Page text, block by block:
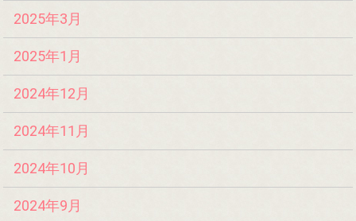
2025年3月
2025年1月
2024年12月
2024年11月
2024年10月
2024年9月